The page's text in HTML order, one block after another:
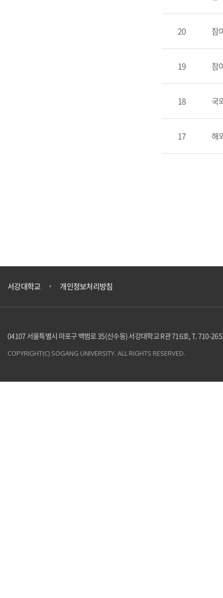
20 참
19 참
18 국
17 해
서강대학교 개인정보처리방침
04107 서울특별시 마포구 백범로 35(신수동) 서강대학교 R관 716호, T. 710-
COPYRIGHT(C) SOGANG UNIVERSITY. ALL RIGHTS RESERVED.